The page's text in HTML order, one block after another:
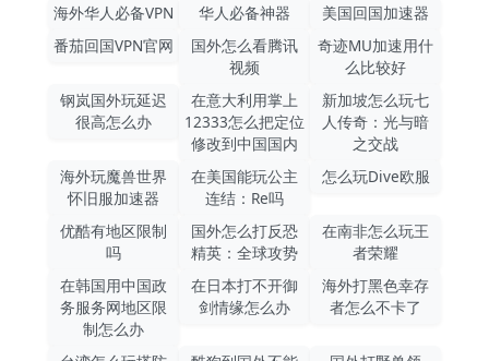
海外华人必备VPN
华人必备神器
美国回国加速器
番茄回国VPN官网
国外怎么看腾讯
视频
奇迹MU加速用什
么比较好
钢岚国外玩延迟
很高怎么办
在意大利用掌上
12333怎么把定位
修改到中国国内
新加坡怎么玩七
人传奇：光与暗
之交战
海外玩魔兽世界
怀旧服加速器
在美国能玩公主
连结：Re吗
怎么玩Dive欧服
优酷有地区限制
吗
国外怎么打反恐
精英：全球攻势
在南非怎么玩王
者荣耀
在韩国用中国政
务服务网地区限
制怎么办
在日本打不开御
剑情缘怎么办
海外打黑色幸存
者怎么不卡了